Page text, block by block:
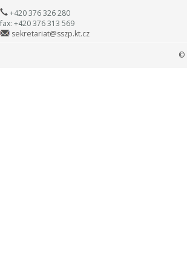
+420 376 326 280
fax: +420 376 313 569
sekretariat@sszp.kt.cz
©